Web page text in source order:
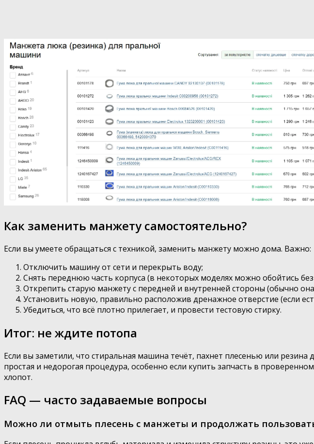
Как заменить манжету самостоятельно?
Если вы умеете обращаться с техникой, заменить манжету можно дома. Важно:
Отключить машину от сети и перекрыть воду;
Снять переднюю часть корпуса (в некоторых моделях можно обойтись без
Открепить старую манжету с передней и внутренней стороны (обычно
Установить новую, правильно расположив дренажное отверстие (если
Убедиться, что всё плотно прилегает, и провести тестовую стирку.
Итог: не ждите потопа
Если вы заметили, что стиральная машина течёт, пахнет плесенью или
простая и недорогая процедура, особенно если купить запчасть в
хлопот.
FAQ — часто задаваемые вопросы
Можно ли отмыть плесень с манжеты и продолжать